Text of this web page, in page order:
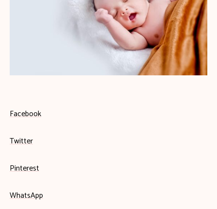
Facebook
Twitter
Pinterest
WhatsApp